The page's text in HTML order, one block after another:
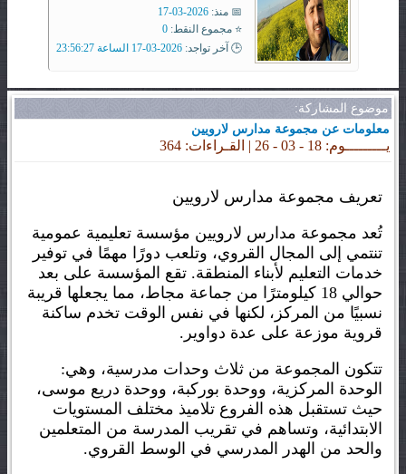
📅 منذ: 2026-03-17
⭐ مجموع النقط: 0
🕒 آخر تواجد: 2026-03-17 الساعة 23:56:27
موضوع المشاركة:
معلومات عن مجموعة مدارس لارويين
يـــــــــوم: 18 - 03 - 26 | القـراءات: 364
تعريف مجموعة مدارس لارويين
تُعد مجموعة مدارس لارويين مؤسسة تعليمية عمومية
تنتمي إلى المجال القروي، وتلعب دورًا مهمًا في توفير
خدمات التعليم لأبناء المنطقة. تقع المؤسسة على بعد
حوالي 18 كيلومترًا من جماعة مجاط، مما يجعلها قريبة
نسبيًا من المركز، لكنها في نفس الوقت تخدم ساكنة
قروية موزعة على عدة دواوير.
تتكون المجموعة من ثلاث وحدات مدرسية، وهي:
الوحدة المركزية، ووحدة بوركبة، ووحدة دريع موسى،
حيث تستقبل هذه الفروع تلاميذ مختلف المستويات
الابتدائية، وتساهم في تقريب المدرسة من المتعلمين
والحد من الهدر المدرسي في الوسط القروي.